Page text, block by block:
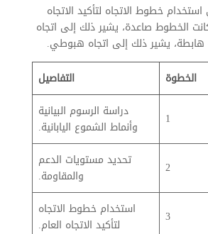
خطوط الاتجاه لتأكيد الاتجاه
الخطوط صاعدة، يشير ذلك إلى اتجاه
هابطة، يشير ذلك إلى اتجاه هبوطي.
الخطوة
التفاصيل
1
دراسة الرسوم البيانية
وأنماط الشموع اليابانية.
2
تحديد مستويات الدعم
والمقاومة.
3
استخدام خطوط الاتجاه
لتأكيد الاتجاه العام.